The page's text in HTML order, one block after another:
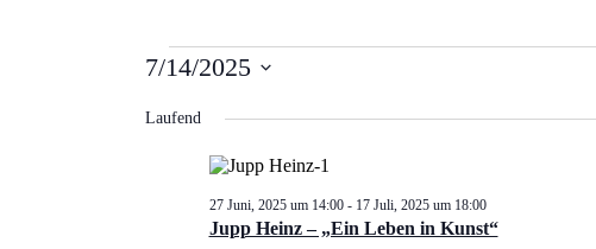
7/14/2025
wählen.
Laufend
Jupp Heinz – „Ein Leben in Kunst“
27 Juni, 2025 um 14:00- 17 Juli, 2025 um 18:00